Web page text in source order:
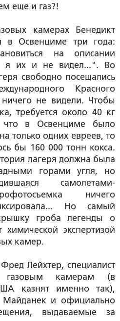
еще и газ?!
камерах Бенедикт
в Освенциме три года:
на описании
я их и не видел...". Во
свободно посещались
Красного
не видели. Чтобы
требуется около 40 кг
что в Освенциме было
только одних евреев, то
бы 160 000 тонн кокса.
лагеря должна была
горами угля, но
самолетами-
ничего
Но самый
гроба легенды о
экспертизой
камер.
Лейхтер, специалист
газовым камерам (в
казнят именно так),
Майданек и официально
выдаваемые за